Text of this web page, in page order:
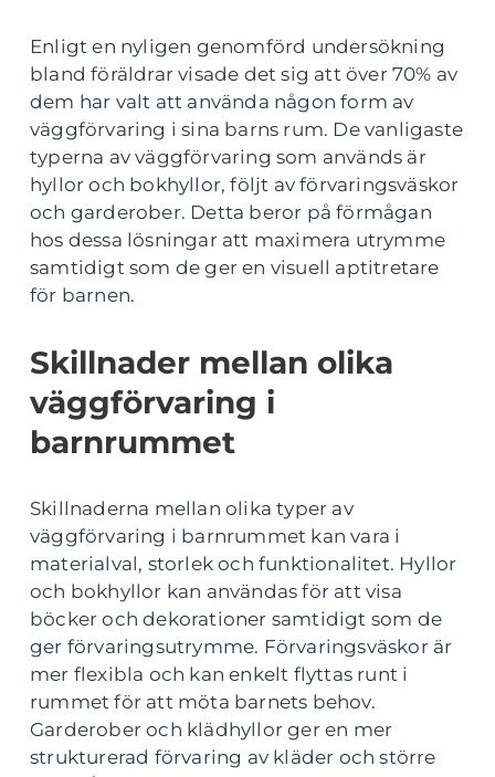
Enligt en nyligen genomförd undersökning
bland föräldrar visade det sig att över 70% av
dem har valt att använda någon form av
väggförvaring i sina barns rum. De vanligaste
typerna av väggförvaring som används är
hyllor och bokhyllor, följt av förvaringsväskor
och garderober. Detta beror på förmågan
hos dessa lösningar att maximera utrymme
samtidigt som de ger en visuell aptitretare
för barnen.
Skillnader mellan olika
väggförvaring i
barnrummet
Skillnaderna mellan olika typer av
väggförvaring i barnrummet kan vara i
materialval, storlek och funktionalitet. Hyllor
och bokhyllor kan användas för att visa
böcker och dekorationer samtidigt som de
ger förvaringsutrymme. Förvaringsväskor är
mer flexibla och kan enkelt flyttas runt i
rummet för att möta barnets behov.
Garderober och klädhyllor ger en mer
strukturerad förvaring av kläder och större